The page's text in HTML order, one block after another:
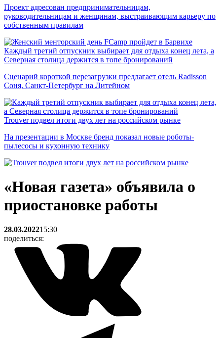
Проект адресован предпринимательницам,
руководительницам и женщинам, выстраивающим карьеру по
собственным правилам
Каждый третий отпускник выбирает для отдыха конец лета, а
Северная столица держится в топе бронирований
Сценарий короткой перезагрузки предлагает отель Radisson
Соня, Санкт-Петербург на Литейном
Trouver подвел итоги двух лет на российском рынке
На презентации в Москве бренд показал новые роботы-
пылесосы и кухонную технику
«Новая газета» объявила о
приостановке работы
28.03.202215:30
поделиться: